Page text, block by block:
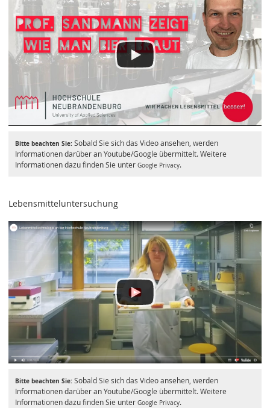
Bitte beachten Sie:Sobald Sie sich das Video ansehen, werden
Informationen darüber an Youtube/Google übermittelt. Weitere
Informationen dazu finden Sie unter Google Privacy.
Lebensmitteluntersuchung
Bitte beachten Sie:Sobald Sie sich das Video ansehen, werden
Informationen darüber an Youtube/Google übermittelt. Weitere
Informationen dazu finden Sie unter Google Privacy.